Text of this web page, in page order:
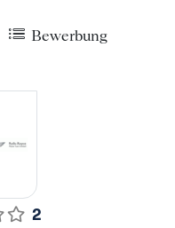
Bewerbung
2